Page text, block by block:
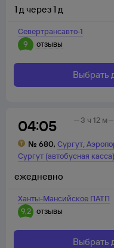
Севертрансавто-1
9
отзывы
1 д через1 д
Выбрать
04:05
№ 680, Сургут,
Сургут (автобусная касса)
3 ч 12 м
Ханты-Мансийское ПАТП
9,2 отзывы
ежедневно
Выбрать